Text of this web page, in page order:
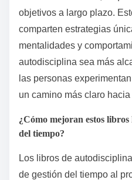
objetivos a largo plazo.
comparten estrategias
mentalidades y
autodisciplina sea más
las personas
un camino más claro hacia
¿Cómo mejoran estos libros
del tiempo?
Los libros de
de gestión del tiempo al